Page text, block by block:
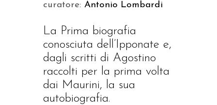
curatore: Antonio Lombardi
La Prima biografia
conosciuta dell’Ipponate e,
dagli scritti di Agostino
raccolti per la prima volta
dai Maurini, la sua
autobiografia.